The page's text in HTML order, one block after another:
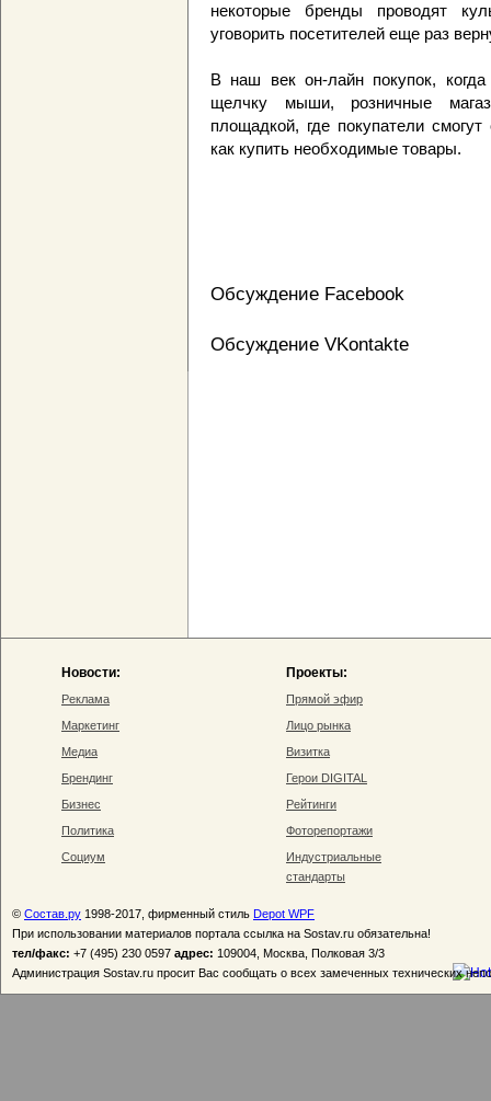
некоторые бренды проводят
уговорить посетителей еще раз
В наш век он-лайн покупок,
щелчку мыши, розничные
площадкой, где покупатели
как купить необходимые товары.
Обсуждение Facebook
Обсуждение VKontakte
Новости:
Реклама
Маркетинг
Медиа
Брендинг
Бизнес
Политика
Социум
Проекты:
Прямой эфир
Лицо рынка
Визитка
Герои DIGITAL
Рейтинги
Фоторепортажи
Индустриальные
стандарты
© Состав.ру 1998-2017, фирменный стиль Depot WPF
При использовании материалов портала ссылка на Sostav.ru обязательна!
тел/факс: +7 (495) 230 0597 адрес: 109004, Москва, Полковая 3/3
Администрация Sostav.ru просит Вас сообщать о всех замеченных технических